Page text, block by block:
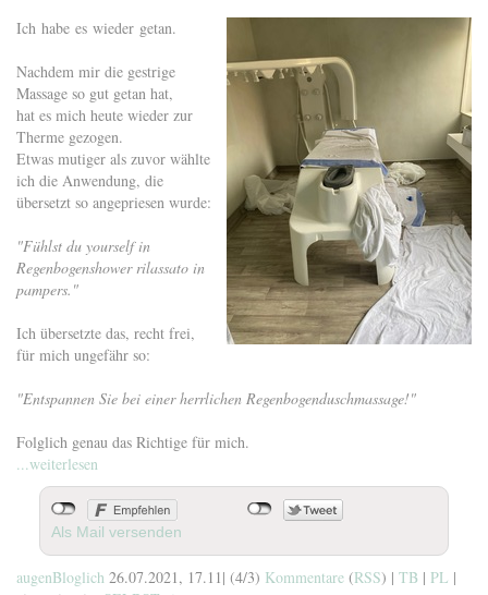
Ich habe es wieder getan.
Nachdem mir die gestrige
Massage so gut getan hat,
hat es mich heute wieder zur
Therme gezogen.
Etwas mutiger als zuvor wählte
ich die Anwendung, die
übersetzt so angepriesen wurde:
"Fühlst du yourself in
Regenbogenshower rilassato in
pampers."
Ich übersetzte das, recht frei,
für mich ungefähr so:
"Entspannen Sie bei einer herrlichen Regenbogenduschmassage!"
Folglich genau das Richtige für mich.
...weiterlesen
Als Mail versenden
augenBloglich 26.07.2021, 17.11| (4/3) Kommentare (RSS) | TB | PL |